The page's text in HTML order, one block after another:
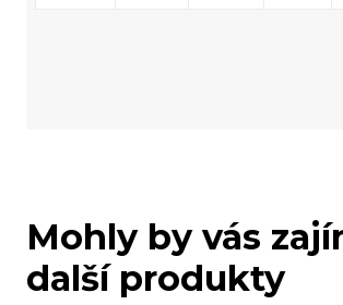
Mohly by vás
další produkty